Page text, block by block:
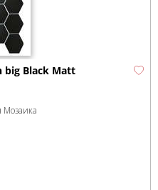
big Black Matt
Мозаика